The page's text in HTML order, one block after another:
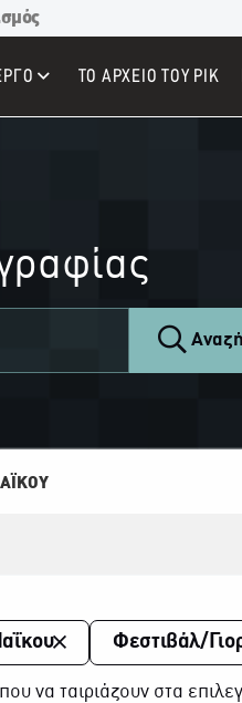
ΤΟ ΑΡΧΕΙΟ ΤΟΥ ΡΙΚ
Φεστιβάλ/
να ταιριάζουν στα